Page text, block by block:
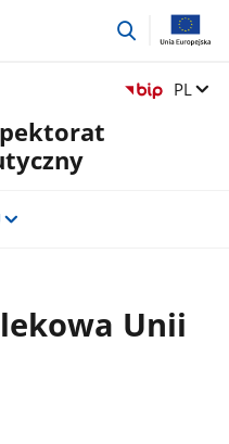
przejdź
Zmień
PL
Unii